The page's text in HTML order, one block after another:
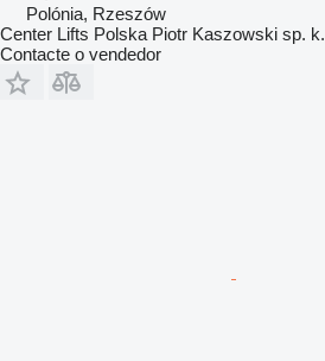
Polónia, Rzeszów
Center Lifts Polska Piotr Kaszowski sp. k.
Contacte o vendedor